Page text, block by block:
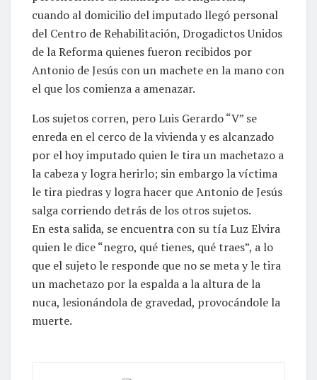
cuando al domicilio del imputado llegó personal
del Centro de Rehabilitación, Drogadictos Unidos
de la Reforma quienes fueron recibidos por
Antonio de Jesús con un machete en la mano con
el que los comienza a amenazar.
Los sujetos corren, pero Luis Gerardo “V” se
enreda en el cerco de la vivienda y es alcanzado
por el hoy imputado quien le tira un machetazo a
la cabeza y logra herirlo; sin embargo la víctima
le tira piedras y logra hacer que Antonio de Jesús
salga corriendo detrás de los otros sujetos.
En esta salida, se encuentra con su tía Luz Elvira
quien le dice “negro, qué tienes, qué traes”, a lo
que el sujeto le responde que no se meta y le tira
un machetazo por la espalda a la altura de la
nuca, lesionándola de gravedad, provocándole la
muerte.